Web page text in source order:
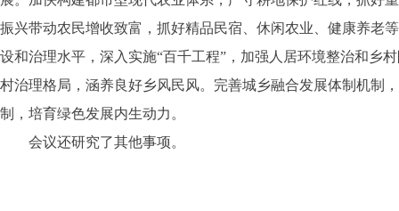
振兴带动农民增收致富，抓好精品民宿、休闲农业、健康养老
设和治理水平，深入实施“百千工程”，加强人居环境整治和乡
村治理格局，涵养良好乡风民风。完善城乡融合发展体制机制
制，培育绿色发展内生动力。
会议还研究了其他事项。